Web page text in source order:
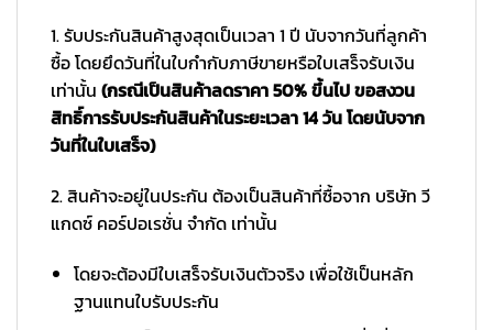
1. รับประกันสินค้าสูงสุดเป็นเวลา 1 ปี นับจากวันที่ลูกค้า
ซื้อ โดยยึดวันที่ในใบกำกับภาษีขายหรือใบเสร็จรับเงิน
เท่านั้น (กรณีเป็นสินค้าลดราคา 50% ขึ้นไป ขอสงวน
สิทธิ์การรับประกันสินค้าในระยะเวลา 14 วัน โดยนับจาก
วันที่ในใบเสร็จ)
2. สินค้าจะอยู่ในประกัน ต้องเป็นสินค้าที่ซื้อจาก บริษัท วี
แกดซ์ คอร์ปอเรชั่น จำกัด เท่านั้น
โดยจะต้องมีใบเสร็จรับเงินตัวจริง เพื่อใช้เป็นหลัก
ฐานแทนใบรับประกัน